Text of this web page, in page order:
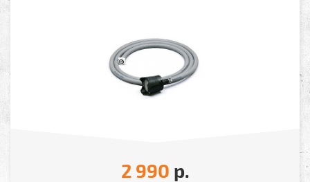
2 990 р.